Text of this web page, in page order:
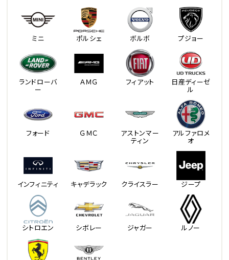
ミニ ポルシェ ボルボ プジョー
ランドローバ
ー
ＡＭＧ フィアット 日産ディーゼ
ル
フォード ＧＭＣ アストンマー
ティン
アルファロメ
オ
インフィニティ キャデラック クライスラー ジープ
シトロエン シボレー ジャガー ルノー